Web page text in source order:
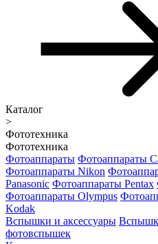
Каталог
>
Фототехника
Фототехника
Фотоаппараты Фотоаппараты
Фотоаппараты Nikon
Panasonic Фотоаппараты Pentax
Фотоаппараты Olympus
Kodak
Вспышки и аксессуары
фотовспышек